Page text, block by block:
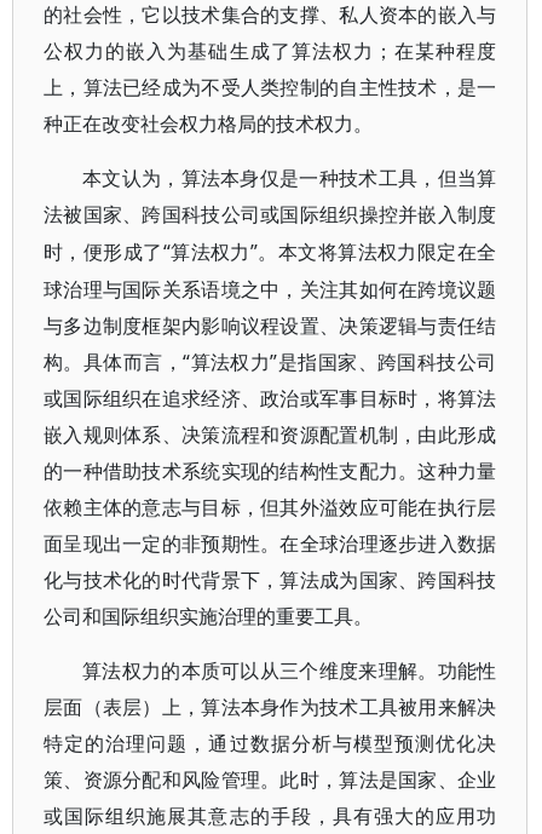
的社会性，它以技术集合的支撑、私人资本的嵌入与
公权力的嵌入为基础生成了算法权力；在某种程度
上，算法已经成为不受人类控制的自主性技术，是一
种正在改变社会权力格局的技术权力。
本文认为，算法本身仅是一种技术工具，但当算
法被国家、跨国科技公司或国际组织操控并嵌入制度
时，便形成了“算法权力”。本文将算法权力限定在全
球治理与国际关系语境之中，关注其如何在跨境议题
与多边制度框架内影响议程设置、决策逻辑与责任结
构。具体而言，“算法权力”是指国家、跨国科技公司
或国际组织在追求经济、政治或军事目标时，将算法
嵌入规则体系、决策流程和资源配置机制，由此形成
的一种借助技术系统实现的结构性支配力。这种力量
依赖主体的意志与目标，但其外溢效应可能在执行层
面呈现出一定的非预期性。在全球治理逐步进入数据
化与技术化的时代背景下，算法成为国家、跨国科技
公司和国际组织实施治理的重要工具。
算法权力的本质可以从三个维度来理解。功能性
层面（表层）上，算法本身作为技术工具被用来解决
特定的治理问题，通过数据分析与模型预测优化决
策、资源分配和风险管理。此时，算法是国家、企业
或国际组织施展其意志的手段，具有强大的应用功